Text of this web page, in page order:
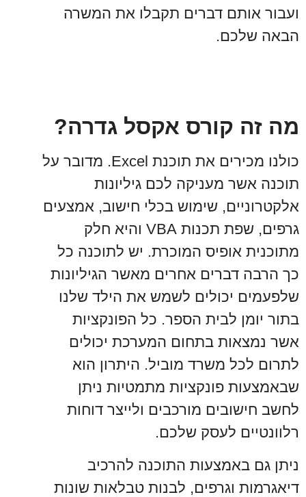
ועבור אותם דברים תקבלו את המשרה
הבאה שלכם.
מה זה קורס אקסל גדרה?
כולנו מכירים את תוכנת Excel. מדובר על
תוכנה אשר מעניקה לכם גיליונות
אלקטרוניים, שימוש בכלי חישוב, אמצעים
גרפים, שפת תכנות VBA והיא חלק
מתוכנית אופיס המוכרת. יש לתוכנה כל
כך הרבה דברים אחרים מאשר הגיליונות
שלפעמים יכולים לשמש את הילד שלנו
בתור יומן לבית הספר. כל הפונקציות
אשר נמצאות בתחום המערכת יכולים
לתרום לכל משרד מוביל. היתרון הוא
שבאמצעות פונקציות מתמטיות ניתן
לחשב חישובים מורכבים ולייצר דוחות
רלוונטיים לעסק שלכם.
ניתן גם באמצעות התוכנה להרכיב
דיאגרמות וגרפים, לבנות טבלאות שונות